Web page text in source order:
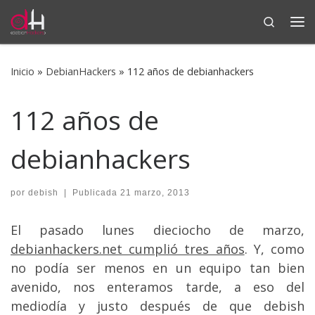
Saltar al contenido
Search
Inicio » DebianHackers » 112 años de debianhackers
112 años de
debianhackers
por debish | Publicada 21 marzo, 2013
El pasado lunes dieciocho de marzo,
debianhackers.net cumplió tres años. Y, como
no podía ser menos en un equipo tan bien
avenido, nos enteramos tarde, a eso del
mediodía y justo después de que debish